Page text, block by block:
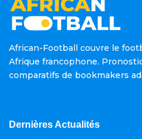
African-Football couvre le
Afrique francophone.
comparatifs de bookmakers
Dernières Actualités